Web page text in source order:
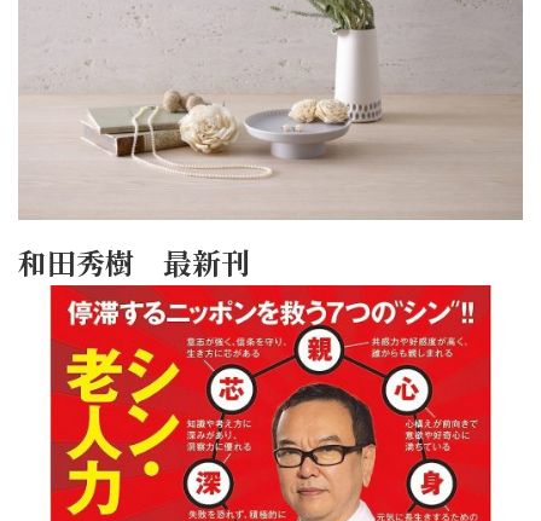
和田秀樹 最新刊